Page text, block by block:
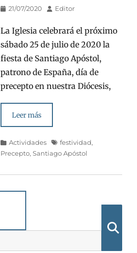
Publicado
21/07/2020 AutorEditor
La Iglesia celebrará el próximo
sábado 25 de julio de 2020 la
fiesta de Santiago Apóstol,
patrono de España, día de
precepto en nuestra Diócesis,
Leer más
Categorías
Actividades Etiquetas
festividad,
Precepto,Santiago Apóstol